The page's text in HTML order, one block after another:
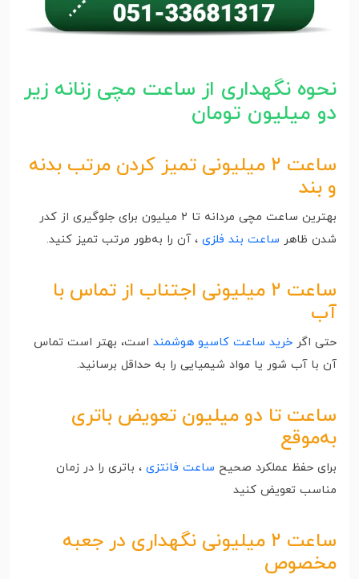
نحوه نگهداری از ساعت‌ مچی زنانه زیر
دو میلیون تومان
ساعت ۲ میلیونی تمیز کردن مرتب بدنه
و بند
بهترین ساعت مچی مردانه تا ۲ میلیون برای جلوگیری از کدر
شدن ظاهر ساعت بند فلزی ، آن را به‌طور مرتب تمیز کنید.
ساعت ۲ میلیونی اجتناب از تماس با
آب
حتی اگر خرید ساعت کاسیو هوشمند است، بهتر است تماس
آن با آب شور یا مواد شیمیایی را به حداقل برسانید.
ساعت تا دو میلیون تعویض باتری
به‌موقع
برای حفظ عملکرد صحیح ساعت فانتزی ، باتری را در زمان
مناسب تعویض کنید
ساعت ۲ میلیونی نگهداری در جعبه
مخصوص